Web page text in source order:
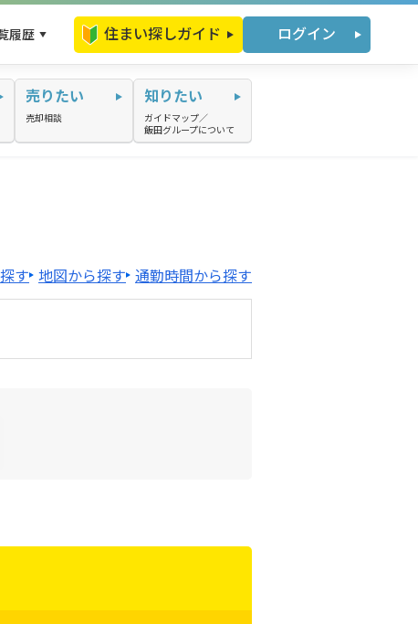
履歴 住まい探しガイド ログイン
売りたい
売却相談
知りたい
ガイドマップ／
飯田グループについて
す 地図から探す 通勤時間から探す